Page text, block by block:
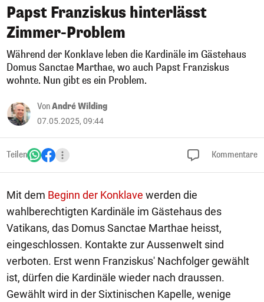
Papst Franziskus hinterlässt
Zimmer-Problem
Während der Konklave leben die Kardinäle im Gästehaus
Domus Sanctae Marthae, wo auch Papst Franziskus
wohnte. Nun gibt es ein Problem.
VonAndré Wilding
07.05.2025, 09:44
Teilen Kommentare
Mit dem Beginn der Konklave werden die
wahlberechtigten Kardinäle im Gästehaus des
Vatikans, das Domus Sanctae Marthae heisst,
eingeschlossen. Kontakte zur Aussenwelt sind
verboten. Erst wenn Franziskus' Nachfolger gewählt
ist, dürfen die Kardinäle wieder nach draussen.
Gewählt wird in der Sixtinischen Kapelle, wenige